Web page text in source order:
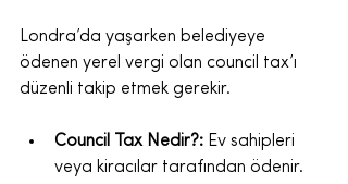
Londra’da yaşarken belediyeye
ödenen yerel vergi olan council tax’ı
düzenli takip etmek gerekir.
Council Tax Nedir?: Ev sahipleri
veya kiracılar tarafından ödenir.